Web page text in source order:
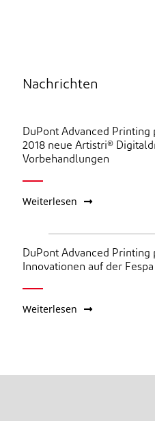
Nachrichten
DuPont Advanced Printing
2018 neue Artistri®
Vorbehandlungen
Weiterlesen
DuPont Advanced Printing
Innovationen auf der Fespa
Weiterlesen